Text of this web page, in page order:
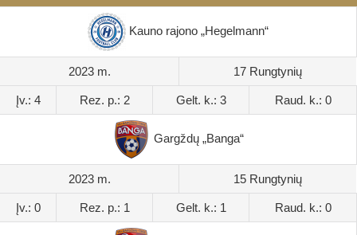
Kauno rajono „Hegelmann“
2023 m. 17 Rungtynių
Įv.: 4 Rez. p.: 2 Gelt. k.: 3 Raud. k.: 0
Gargždų „Banga“
2023 m. 15 Rungtynių
Įv.: 0 Rez. p.: 1 Gelt. k.: 1 Raud. k.: 0